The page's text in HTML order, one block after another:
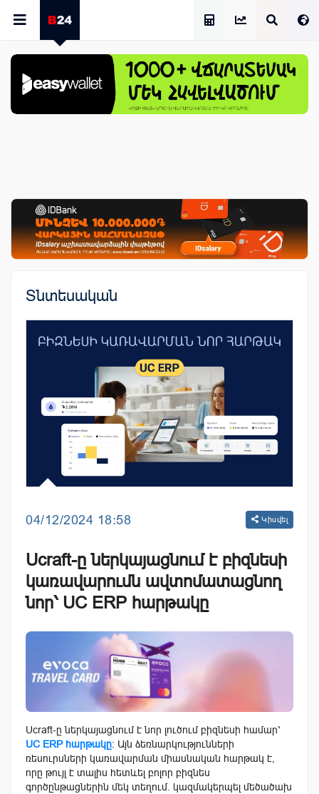
Տնտեսական
04/12/2024 18:58 Կիսվել
Ucraft-ը ներկայացնում է բիզնեսի
կառավարումն ավտոմատացնող
նոր՝ UC ERP հարթակը
Ucraft-ը ներկայացնում է նոր լուծում բիզնեսի համար՝
UC ERP հարթակը։ Այն ձեռնարկությունների
ռեսուրսների կառավարման միասնական հարթակ է,
որը թույլ է տալիս հետևել բոլոր բիզնես
գործընթացներին մեկ տեղում. կազմակերպել մեծածախ